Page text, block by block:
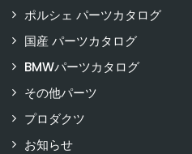
ポルシェ パーツカタログ
国産 パーツカタログ
BMWパーツカタログ
その他パーツ
プロダクツ
お知らせ